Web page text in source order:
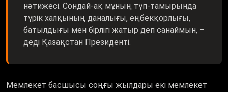
нәтижесі. Сондай-ақ мұның түп-тамырында
түрік халқының даналығы, еңбекқорлығы,
батылдығы мен бірлігі жатыр деп санаймын, –
деді Қазақстан Президенті.
Мемлекет басшысы соңғы жылдары екі мемлекет